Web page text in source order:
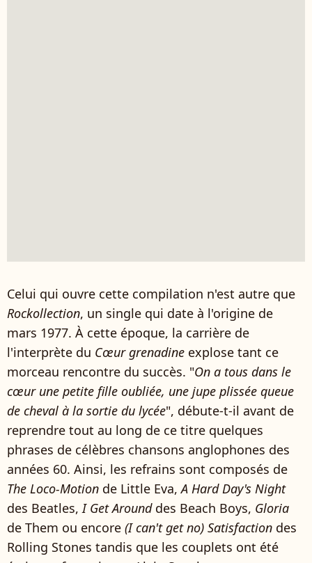
Celui qui ouvre cette compilation n'est autre que
Rockollection, un single qui date à l'origine de
mars 1977. À cette époque, la carrière de
l'interprète du Cœur grenadine explose tant ce
morceau rencontre du succès. "On a tous dans le
cœur une petite fille oubliée, une jupe plissée queue
de cheval à la sortie du lycée", débute-t-il avant de
reprendre tout au long de ce titre quelques
phrases de célèbres chansons anglophones des
années 60. Ainsi, les refrains sont composés de
The Loco-Motion de Little Eva,A Hard Day's Night
des Beatles,I Get Arounddes Beach Boys, Gloria
de Them ou encore (I can't get no) Satisfaction des
Rolling Stones tandis que les couplets ont été